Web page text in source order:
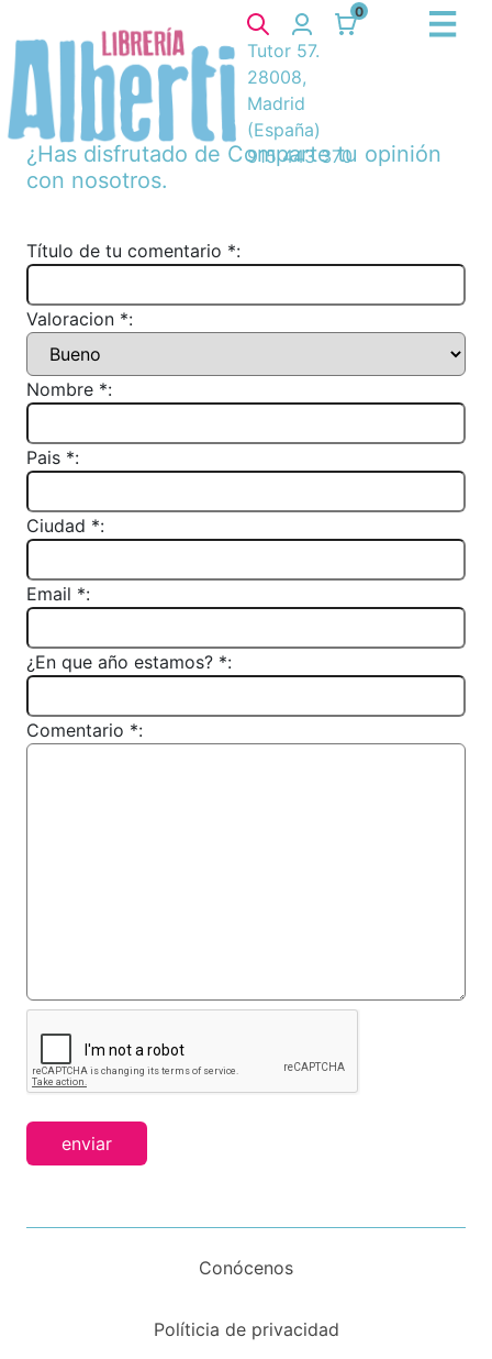
0
Tutor 57.
28008,
Madrid
(España)
915 443 370
¿Has disfrutado de Comparte tu opinión
con nosotros.
Título de tu comentario *:
Valoracion *:
Nombre *:
Pais *:
Ciudad *:
Email *:
¿En que año estamos? *:
Comentario *:
enviar
Conócenos
Políticia de privacidad